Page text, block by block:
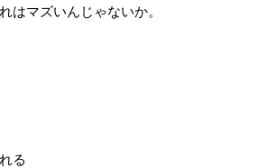
はマズいんじゃないか。
る